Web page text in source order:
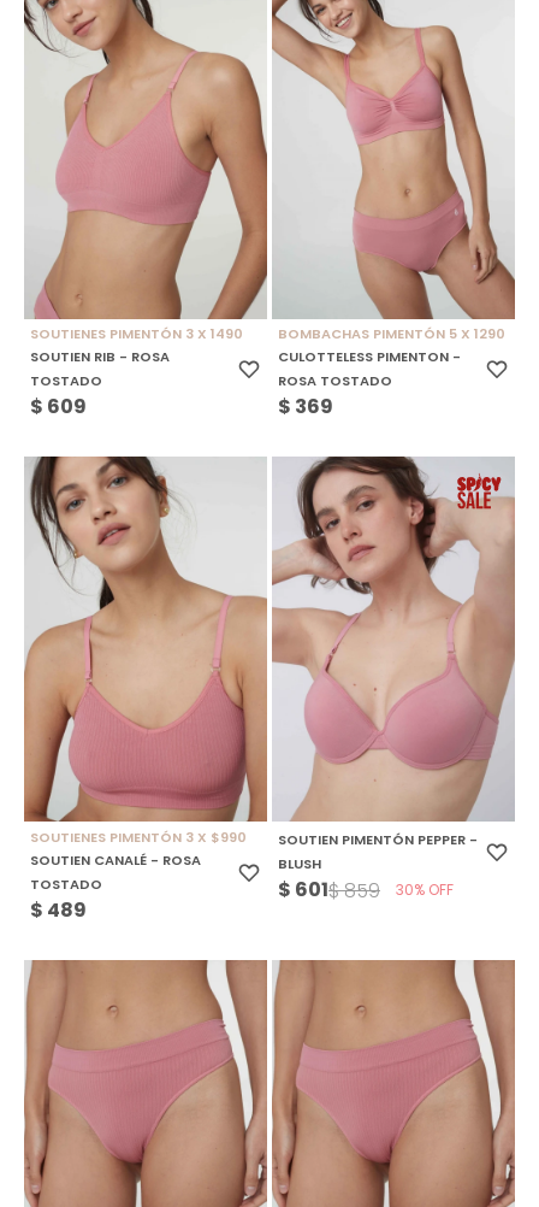
SOUTIENES PIMENTÓN 3 X 1490
SOUTIEN RIB - ROSA
TOSTADO
$ 609
BOMBACHAS PIMENTÓN 5 X 1290
CULOTTELESS PIMENTON -
ROSA TOSTADO
$ 369
SOUTIENES PIMENTÓN 3 X $990
SOUTIEN CANALÉ - ROSA
TOSTADO
$ 489
SOUTIEN PIMENTÓN PEPPER -
BLUSH
$ 601$859 30